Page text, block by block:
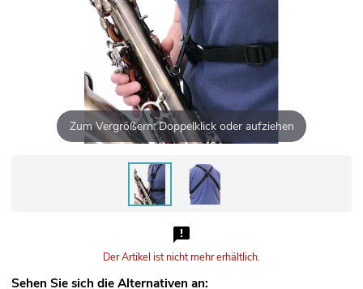
Zum Vergrößern: Doppelklick oder aufziehen
Der Artikel ist nicht mehr erhältlich.
Sehen Sie sich die Alternativen an: